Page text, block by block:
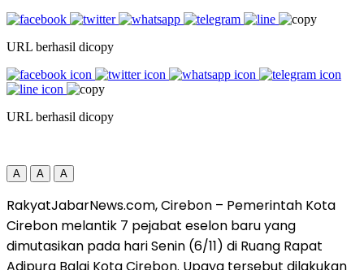
URL berhasil dicopy
URL berhasil dicopy
A A A
RakyatJabarNews.com, Cirebon – Pemerintah Kota
Cirebon melantik 7 pejabat eselon baru yang
dimutasikan pada hari Senin (6/11) di Ruang Rapat
Adipura Balai Kota Cirebon. Upaya tersebut dilakukan